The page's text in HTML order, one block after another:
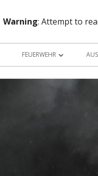
Warning: Attempt to
FEUERWEHR